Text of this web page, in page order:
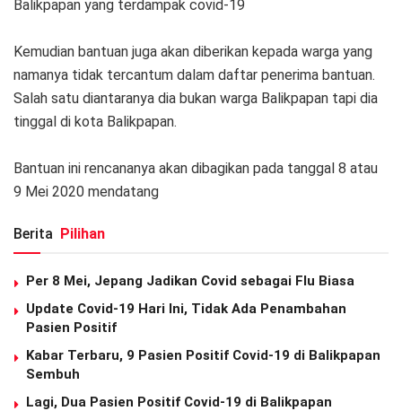
Balikpapan yang terdampak covid-19
Kemudian bantuan juga akan diberikan kepada warga yang
namanya tidak tercantum dalam daftar penerima bantuan.
Salah satu diantaranya dia bukan warga Balikpapan tapi dia
tinggal di kota Balikpapan.
Bantuan ini rencananya akan dibagikan pada tanggal 8 atau
9 Mei 2020 mendatang
Berita Pilihan
Per 8 Mei, Jepang Jadikan Covid sebagai Flu Biasa
Update Covid-19 Hari Ini, Tidak Ada Penambahan
Pasien Positif
Kabar Terbaru, 9 Pasien Positif Covid-19 di Balikpapan
Sembuh
Lagi, Dua Pasien Positif Covid-19 di Balikpapan